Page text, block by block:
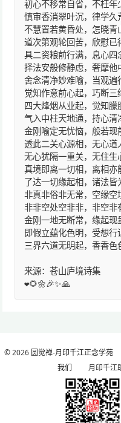
初心不移常自省，不枉年
慎审香消翠叶沉，律学久
不慧置若黄昏处，怎晓青
道次第观轮回苦，欣慰已
具二资粮前行满，息心四
择法安般修静虑，奢摩他
舍念清净妙难喻，当观遍
觉知作意前心起，巧断三
四大烽烟从业起，觉知朦
气入中柱天地通，持心清
金刚喻定无忧恼，般若现
透此二关心源相，无心道
无心犹隔一重关，无住生
真境即离一切相，离相亦
了达一切缘起相，诸法皆
非真非俗非无常，空缘空
非非空处空非非，非空非
金刚一地无断常，缘起现
即假立蕴化色明，受想行
三界六道无明起，香香色
来源：苍山庐境诗集
❤️🌻🌼🎉✨🙏
© 2026 圆觉禅-月印千江正念学苑
我们 月印千江助